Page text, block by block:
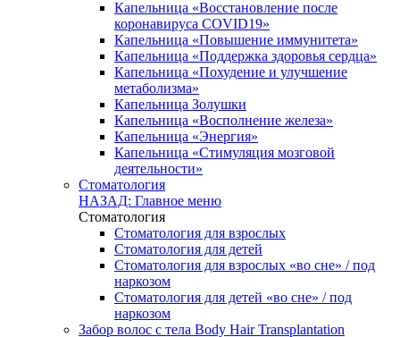
Капельница «Восстановление после
коронавируса COVID19»
Капельница «Повышение иммунитета»
Капельница «Поддержка здоровья сердца»
Капельница «Похудение и улучшение
метаболизма»
Капельница Золушки
Капельница «Восполнение железа»
Капельница «Энергия»
Капельница «Стимуляция мозговой
деятельности»
Стоматология
НАЗАД: Главное меню
Стоматология
Стоматология для взрослых
Стоматология для детей
Стоматология для взрослых «во сне» / под
наркозом
Стоматология для детей «во сне» / под
наркозом
Забор волос с тела Body Hair Transplantation